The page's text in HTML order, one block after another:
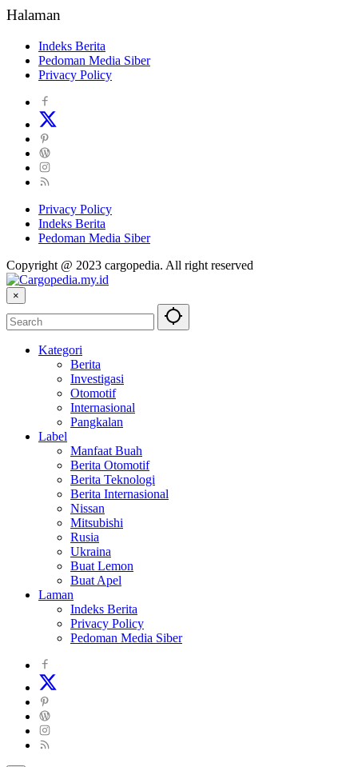
Halaman
Indeks Berita
Pedoman Media Siber
Privacy Policy
Privacy Policy
Indeks Berita
Pedoman Media Siber
Copyright @ 2023 cargopedia. All right reserved
×
Kategori
Berita
Investigasi
Otomotif
Internasional
Pangkalan
Label
Manfaat Buah
Berita Otomotif
Berita Teknologi
Berita Internasional
Nissan
Mitsubishi
Rusia
Ukraina
Buat Lemon
Buat Apel
Laman
Indeks Berita
Privacy Policy
Pedoman Media Siber